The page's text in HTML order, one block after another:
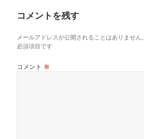
コメントを残す
メールアドレスが公開されることはありません。
必須項目です
コメント ※